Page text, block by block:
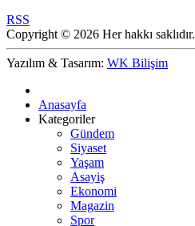
RSS
Copyright © 2026 Her hakkı saklıdır.
Yazılım & Tasarım: WK Bilişim
Anasayfa
Kategoriler
Gündem
Siyaset
Yaşam
Asayiş
Ekonomi
Magazin
Spor